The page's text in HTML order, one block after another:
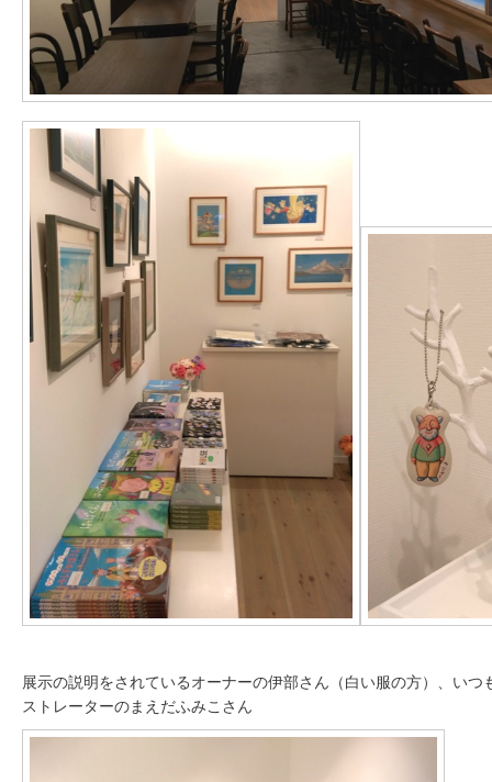
展示の説明をされているオーナーの伊部さん（白い服の方）、いつ
ストレーターのまえだふみこさん